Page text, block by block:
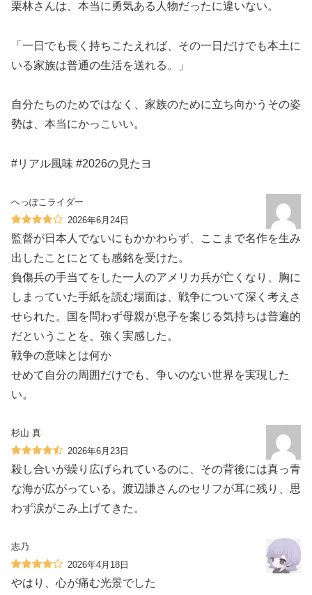
栗林さんは、本当に勇気ある人物だったに違いない。
「一日でも長く持ちこたえれば、その一日だけでも本土に
いる家族は普通の生活を送れる。」
自分たちのためではなく、家族のために立ち向かうその姿
勢は、本当にかっこいい。
#リアル風味 #2026の見たヨ
へっぽこライダー
2026年6月24日
監督が日本人でないにもかかわらず、ここまで名作を生み
出したことにとても感銘を受けた。
負傷兵の手当てをした一人のアメリカ兵が亡くなり、胸に
しまっていた手紙を読む場面は、戦争について深く考えさ
せられた。国を問わず母親が息子を案じる気持ちは普遍的
だということを、強く実感した。
戦争の意味とは何か
せめて自分の周囲だけでも、争いのない世界を実現した
い。
杉山 真
2026年6月23日
殺し合いが繰り広げられているのに、その背後には真っ青
な海が広がっている。渡辺謙さんのセリフが耳に残り、思
わず涙がこみ上げてきた。
志乃
2026年4月18日
やはり、心が痛む光景でした